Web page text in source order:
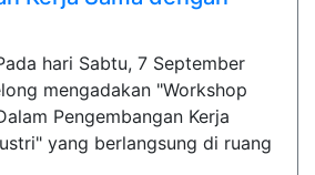
hari Sabtu, 7 September
mengadakan "Workshop
Pengembangan Kerja
yang berlangsung di ruang